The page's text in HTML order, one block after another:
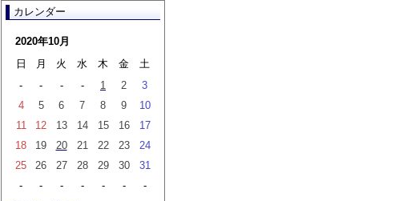
カレンダー
2020年10月
日
月 火 水 木 金
土
-
- - - 1 2
3
4
5 6 7 8 9
10
11
12 13 14 15 16
17
18
19 20 21 22 23
24
25
26 27 28 29 30
31
-
- - - - -
-